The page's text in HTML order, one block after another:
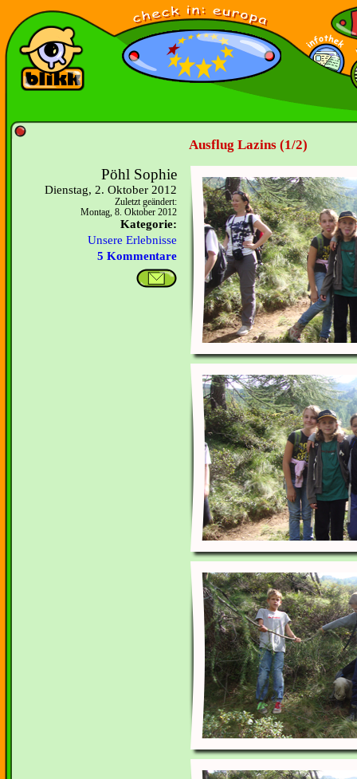
Ausflug Lazins (1/2)
Pöhl Sophie
Dienstag, 2. Oktober 2012
Zuletzt geändert:
Montag, 8. Oktober 2012
Kategorie:
Unsere Erlebnisse
5 Kommentare